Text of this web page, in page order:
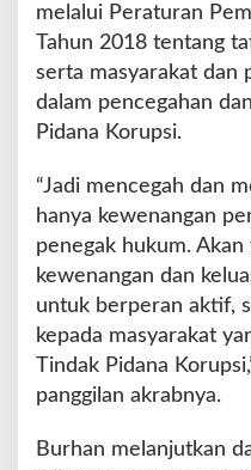
melalui Peraturan
Tahun 2018 tentang
serta masyarakat dan
dalam pencegahan
Pidana Korupsi.
“Jadi mencegah dan
hanya kewenangan
penegak hukum.
kewenangan dan
untuk berperan aktif,
kepada masyarakat
Tindak Pidana
panggilan akrabnya.
Burhan melanjutkan